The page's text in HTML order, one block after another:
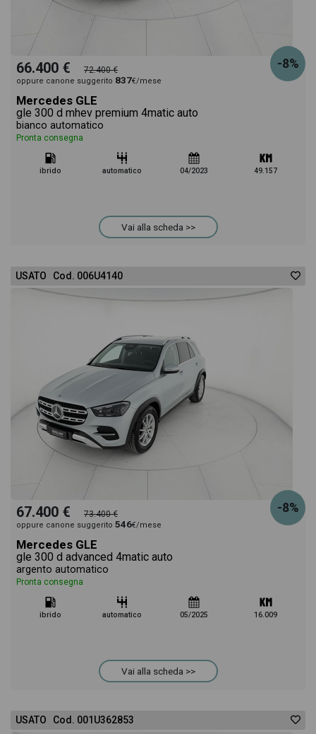
-8%
66.400 € 72.400 €
oppure canone suggerito 837€/mese
Mercedes GLE
gle 300 d mhev premium 4matic auto
bianco automatico
Pronta consegna
ibrido automatico 04/2023 49.157
Vai alla scheda >>
USATO Cod. 006U4140
-8%
67.400 € 73.400 €
oppure canone suggerito 546€/mese
Mercedes GLE
gle 300 d advanced 4matic auto
argento automatico
Pronta consegna
ibrido automatico 05/2025 16.009
Vai alla scheda >>
USATO Cod. 001U362853